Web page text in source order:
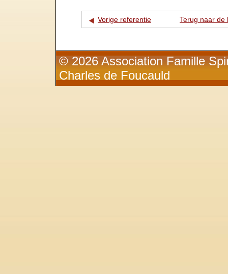
Vorige referentie Terug naar de
© 2026 Association Famille
Charles de Foucauld